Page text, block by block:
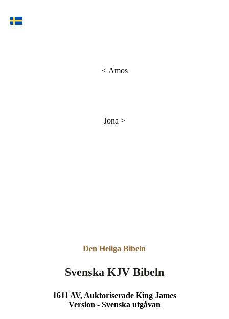
<Amos
Jona >
Den Heliga Bibeln
Svenska KJV Bibeln
1611 AV, Auktoriserade King James
Version - Svenska utgåvan